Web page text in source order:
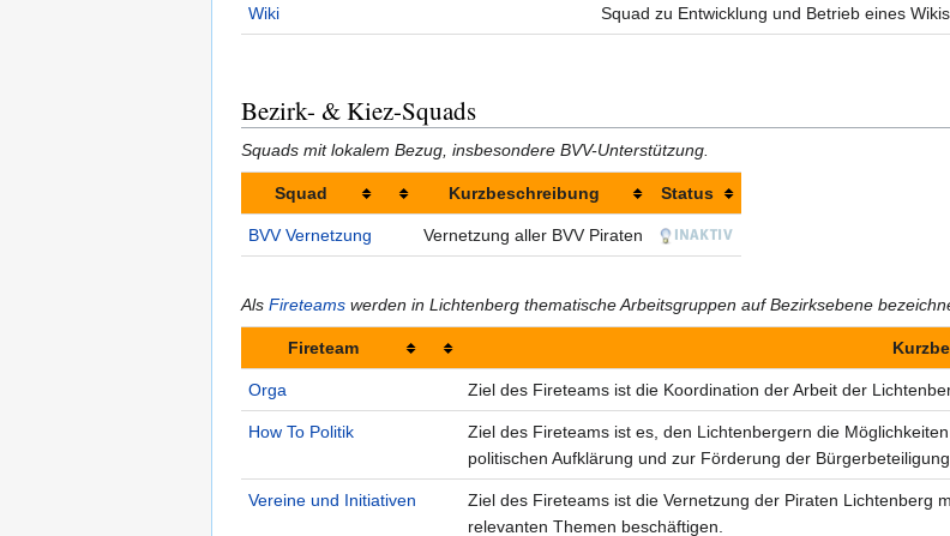
Wiki Squad zu Entwicklung und Betrieb eines
Bezirk- & Kiez-Squads
Squads mit lokalem Bezug, insbesondere BVV-Unterstützung.
Squad Kurzbeschreibung Status
BVV Vernetzung Vernetzung aller BVV Piraten
Als Fireteams werden in Lichtenberg thematische Arbeitsgruppen auf Bezirksebene
Fireteam
Orga Ziel des Fireteams ist die Koordination der Arbeit der
How To Politik
Ziel des Fireteams ist es, den Lichtenbergern die
politischen Aufklärung und zur Förderung der Bürgerbeteiligung
Vereine und Initiativen
Ziel des Fireteams ist die Vernetzung der Piraten Lichtenberg
relevanten Themen beschäftigen.